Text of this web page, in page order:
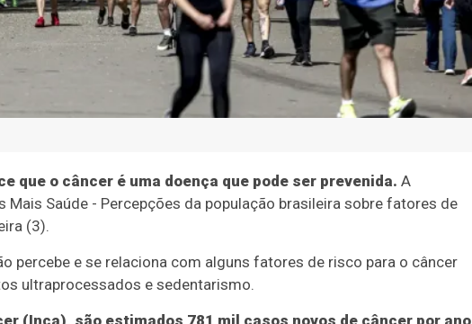
que o câncer é uma doença que pode ser prevenida. A
Saúde - Percepções da população brasileira sobre fatores de
(3).
percebe e se relaciona com alguns fatores de risco para o câncer
ultraprocessados e sedentarismo.